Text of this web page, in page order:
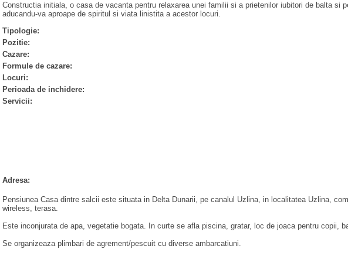
Constructia initiala, o casa de vacanta pentru relaxarea unei familii si a prietenilor iubitori de balta si
aducandu-va aproape de spiritul si viata linistita a acestor locuri.
Tipologie:
Pozitie:
Cazare:
Formule de cazare:
Locuri:
Perioada de inchidere:
Servicii:
Adresa:
Pensiunea Casa dintre salcii este situata in Delta Dunarii, pe canalul Uzlina, in localitatea Uzlina,
wireless, terasa.
Este inconjurata de apa, vegetatie bogata. In curte se afla piscina, gratar, loc de joaca pentru copii,
Se organizeaza plimbari de agrement/pescuit cu diverse ambarcatiuni.